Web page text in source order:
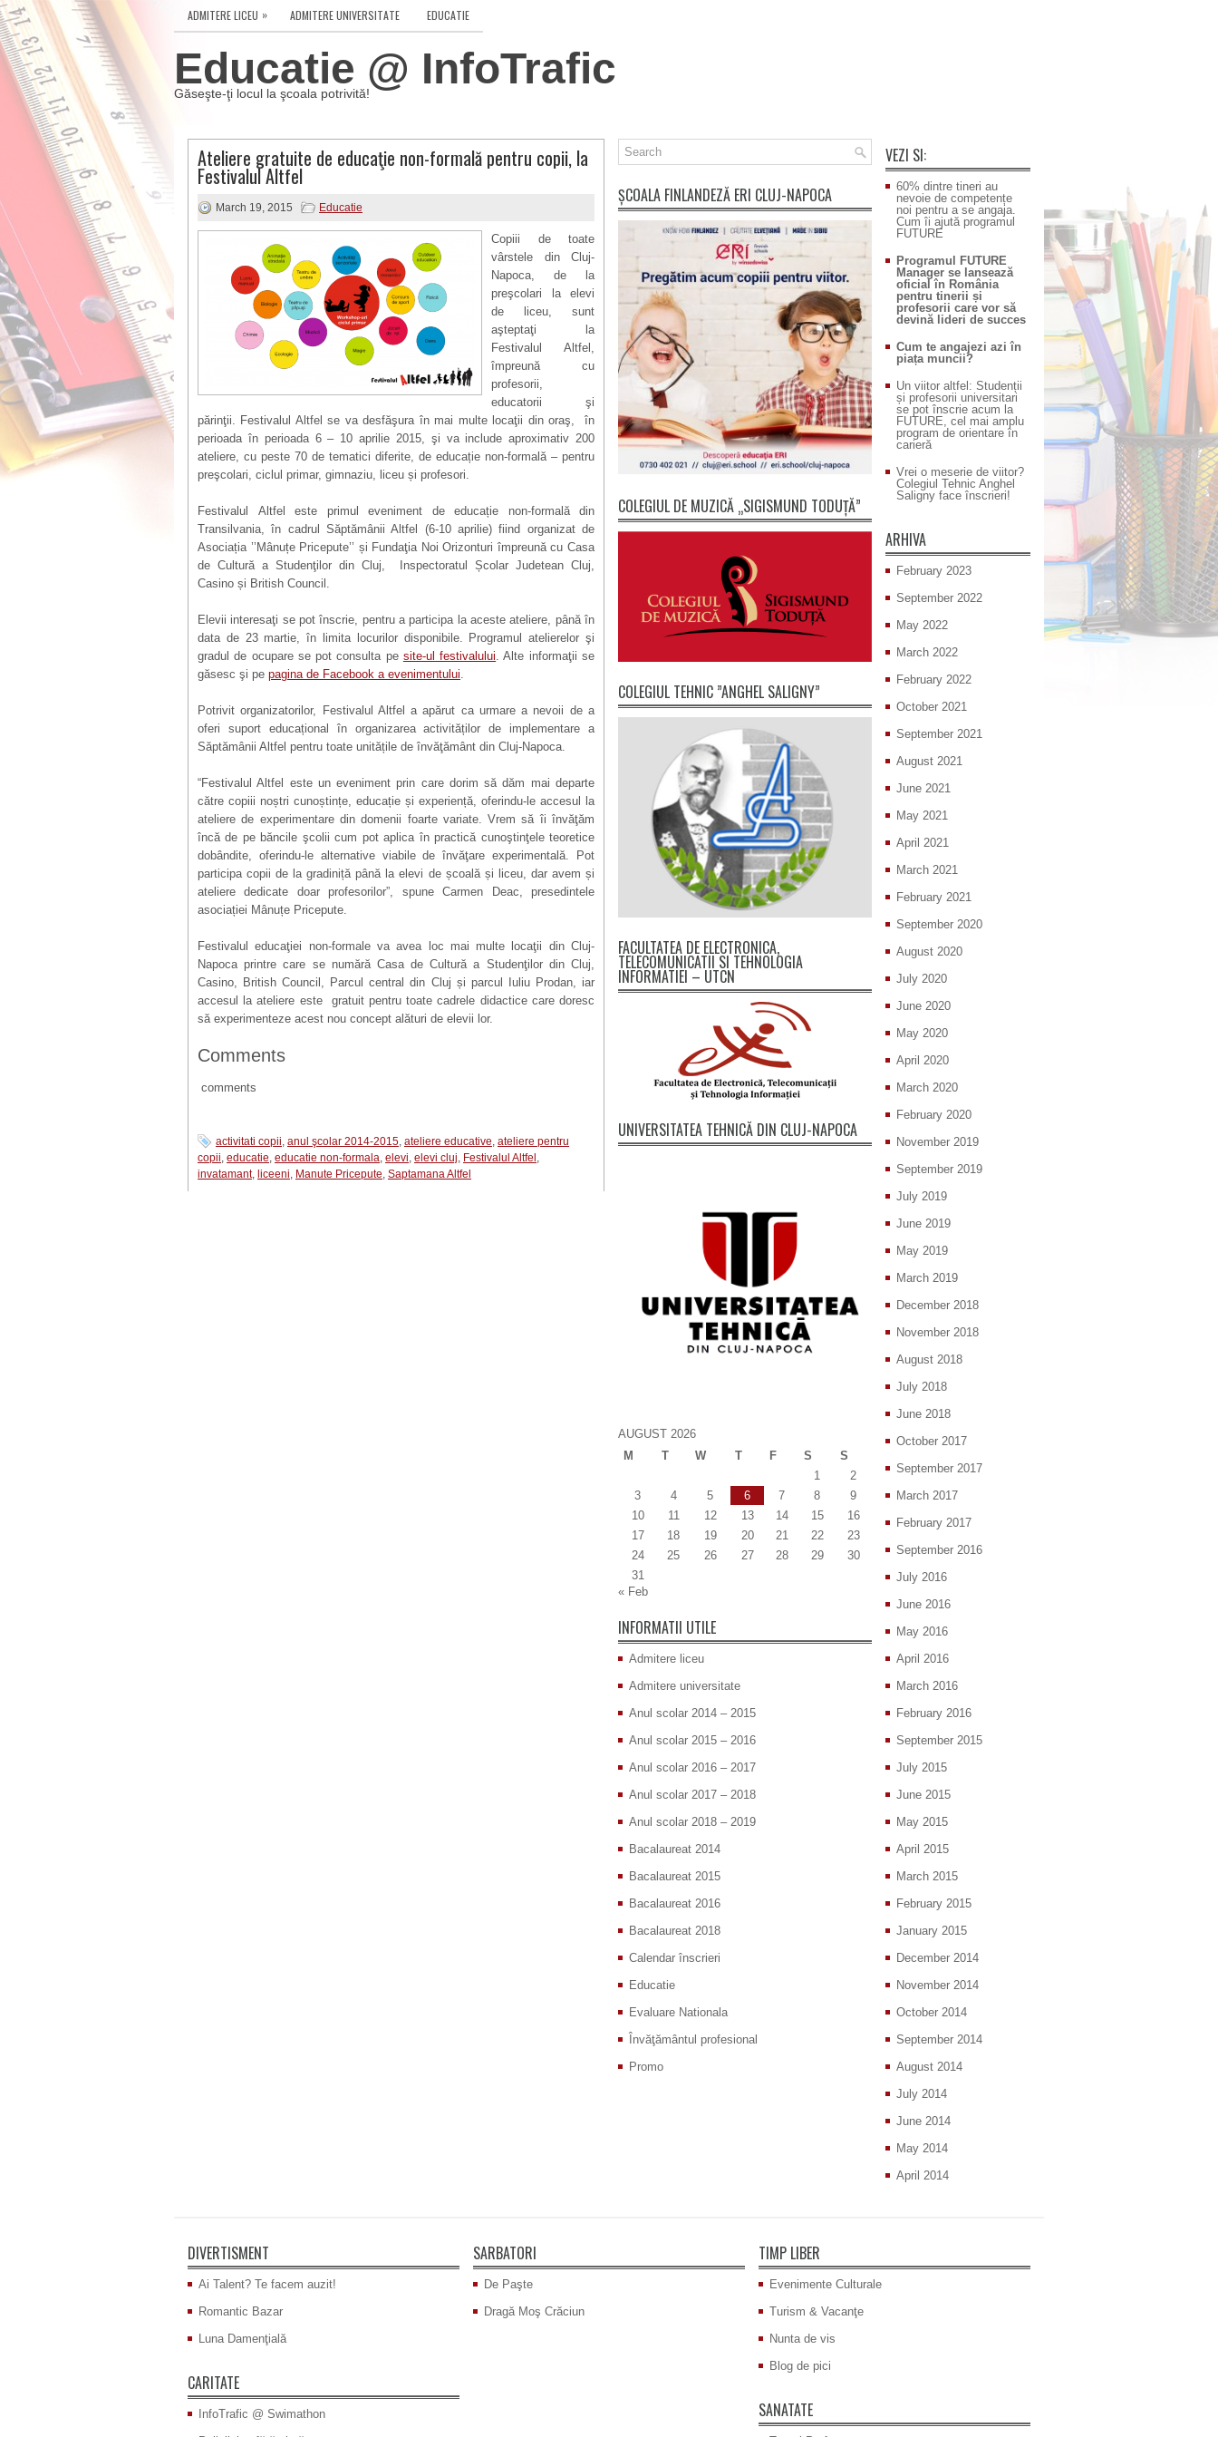
ADMITERE LICEU » ADMITERE UNIVERSITATE EDUCATIE
Educatie @ InfoTrafic
Găseşte-ţi locul la şcoala potrivită!
Ateliere gratuite de educaţie non-formală pentru copii, la
Festivalul Altfel
March 19, 2015 Educatie
Copiii de toate
vârstele din Cluj-
Napoca, de la
preşcolari la elevi
de liceu, sunt
aşteptaţi la
Festivalul Altfel,
împreună cu
profesorii,
educatorii şi
părinţii. Festivalul Altfel se va desfăşura în mai multe locaţii din oraş, în
perioada în perioada 6 – 10 aprilie 2015, şi va include aproximativ 200
ateliere, cu peste 70 de tematici diferite, de educație non-formală – pentru
preşcolari, ciclul primar, gimnaziu, liceu și profesori.
Festivalul Altfel este primul eveniment de educație non-formală din
Transilvania, în cadrul Săptămânii Altfel (6-10 aprilie) fiind organizat de
Asociația ’’Mânuțe Pricepute’’ și Fundaţia Noi Orizonturi împreună cu Casa
de Cultură a Studenţilor din Cluj, Inspectoratul Școlar Judetean Cluj,
Casino și British Council.
Elevii interesaţi se pot înscrie, pentru a participa la aceste ateliere, până în
data de 23 martie, în limita locurilor disponibile. Programul atelierelor şi
gradul de ocupare se pot consulta pe site-ul festivalului. Alte informaţii se
găsesc şi pe pagina de Facebook a evenimentului.
Potrivit organizatorilor, Festivalul Altfel a apărut ca urmare a nevoii de a
oferi suport educațional în organizarea activităților de implementare a
Săptămânii Altfel pentru toate unitățile de învăţământ din Cluj-Napoca.
“Festivalul Altfel este un eveniment prin care dorim să dăm mai departe
către copiii noștri cunoștințe, educație și experiență, oferindu-le accesul la
ateliere de experimentare din domenii foarte variate. Vrem să îi învăţăm
încă de pe băncile şcolii cum pot aplica în practică cunoştinţele teoretice
dobândite, oferindu-le alternative viabile de învăţare experimentală. Pot
participa copii de la gradiniță până la elevi de școală și liceu, dar avem și
ateliere dedicate doar profesorilor”, spune Carmen Deac, presedintele
asociației Mânuțe Pricepute.
Festivalul educaţiei non-formale va avea loc mai multe locaţii din Cluj-
Napoca printre care se numără Casa de Cultură a Studenţilor din Cluj,
Casino, British Council, Parcul central din Cluj și parcul Iuliu Prodan, iar
accesul la ateliere este gratuit pentru toate cadrele didactice care doresc
să experimenteze acest nou concept alături de elevii lor.
Comments
comments
activitati copii, anul şcolar 2014-2015, ateliere educative, ateliere pentru
copii, educatie, educatie non-formala, elevi, elevi cluj, Festivalul Altfel ,
invatamant, liceeni, Manute Pricepute, Saptamana Altfel
ȘCOALA FINLANDEZĂ ERI CLUJ-NAPOCA
COLEGIUL DE MUZICĂ „SIGISMUND TODUȚĂ”
COLEGIUL TEHNIC ”ANGHEL SALIGNY”
FACULTATEA DE ELECTRONICA,
TELECOMUNICATII SI TEHNOLOGIA
INFORMATIEI – UTCN
UNIVERSITATEA TEHNICĂ DIN CLUJ-NAPOCA
AUGUST 2026
M
T W T F S
S
1
2
3
4 5 6 7 8
9
10
11 12 13 14 15
16
17
18 19 20 21 22
23
24
25 26 27 28 29
30
31
« Feb
INFORMATII UTILE
Admitere liceu
Admitere universitate
Anul scolar 2014 – 2015
Anul scolar 2015 – 2016
Anul scolar 2016 – 2017
Anul scolar 2017 – 2018
Anul scolar 2018 – 2019
Bacalaureat 2014
Bacalaureat 2015
Bacalaureat 2016
Bacalaureat 2018
Calendar înscrieri
Educatie
Evaluare Nationala
Învăţământul profesional
Promo
VEZI SI:
60% dintre tineri au
nevoie de competențe
noi pentru a se angaja.
Cum îi ajută programul
FUTURE
Programul FUTURE
Manager se lansează
oficial în România
pentru tinerii și
profesorii care vor să
devină lideri de succes
Cum te angajezi azi în
piața muncii?
Un viitor altfel: Studenții
și profesorii universitari
se pot înscrie acum la
FUTURE, cel mai amplu
program de orientare în
carieră
Vrei o meserie de viitor?
Colegiul Tehnic Anghel
Saligny face înscrieri!
ARHIVA
February 2023
September 2022
May 2022
March 2022
February 2022
October 2021
September 2021
August 2021
June 2021
May 2021
April 2021
March 2021
February 2021
September 2020
August 2020
July 2020
June 2020
May 2020
April 2020
March 2020
February 2020
November 2019
September 2019
July 2019
June 2019
May 2019
March 2019
December 2018
November 2018
August 2018
July 2018
June 2018
October 2017
September 2017
March 2017
February 2017
September 2016
July 2016
June 2016
May 2016
April 2016
March 2016
February 2016
September 2015
July 2015
June 2015
May 2015
April 2015
March 2015
February 2015
January 2015
December 2014
November 2014
October 2014
September 2014
August 2014
July 2014
June 2014
May 2014
April 2014
DIVERTISMENT
Ai Talent? Te facem auzit!
Romantic Bazar
Luna Damenţială
CARITATE
InfoTrafic @ Swimathon
SARBATORI
De Paşte
Dragă Moş Crăciun
TIMP LIBER
Evenimente Culturale
Turism & Vacanţe
Nunta de vis
Blog de pici
SANATATE